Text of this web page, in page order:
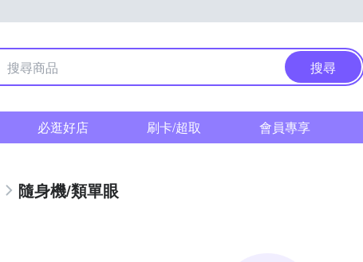
搜尋
必逛好店 刷卡/超取 會員專享
隨身機/類單眼